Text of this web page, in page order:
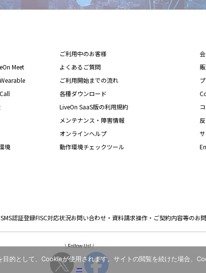
Meet
境
ご利用中のお客様
よくあるご質問
ご利用開始までの流れ
各種ダウンロード
LiveOn SaaS版の利用規約
メンテナンス・障害情報
オンラインヘルプ
動作環境チェックツール
認証登録FISC対応状況お問い合わせ・資料請求操作・ご契約内容等のお
\ Follow Us! /
的として、Cookieが使用されます。サイトの閲覧を続けた場合、
ー